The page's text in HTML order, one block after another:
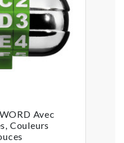
Avec
Couleurs